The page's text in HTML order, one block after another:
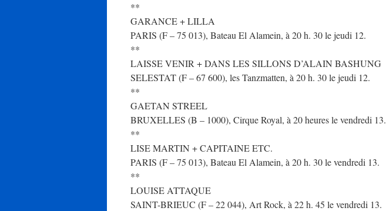
**
GARANCE + LILLA
PARIS (F – 75 013), Bateau El Alamein, à 20 h. 30 le jeudi 12.
**
LAISSE VENIR + DANS LES SILLONS D’ALAIN BASHUNG
SELESTAT (F – 67 600), les Tanzmatten, à 20 h. 30 le jeudi 12.
**
GAETAN STREEL
BRUXELLES (B – 1000), Cirque Royal, à 20 heures le vendredi 13.
**
LISE MARTIN + CAPITAINE ETC.
PARIS (F – 75 013), Bateau El Alamein, à 20 h. 30 le vendredi 13.
**
LOUISE ATTAQUE
SAINT-BRIEUC (F – 22 044), Art Rock, à 22 h. 45 le vendredi 13.